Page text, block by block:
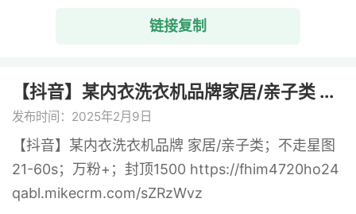
链接复制
【抖音】某内衣洗衣机品牌家居/亲子类 ...
发布时间：2025年2月9日
【抖音】某内衣洗衣机品牌 家居/亲子类；不走星图
21-60s；万粉+；封顶1500 https://fhim4720ho24
qabl.mikecrm.com/sZRzWvz